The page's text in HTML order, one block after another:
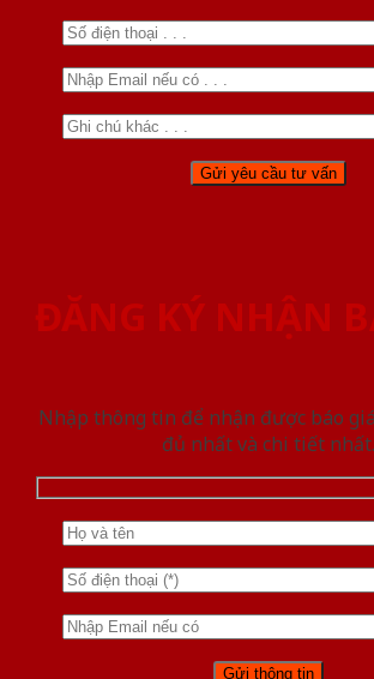
ĐĂNG KÝ NHẬN
Nhập thông tin để nhận được báo
đủ nhất và chi tiết nhất.